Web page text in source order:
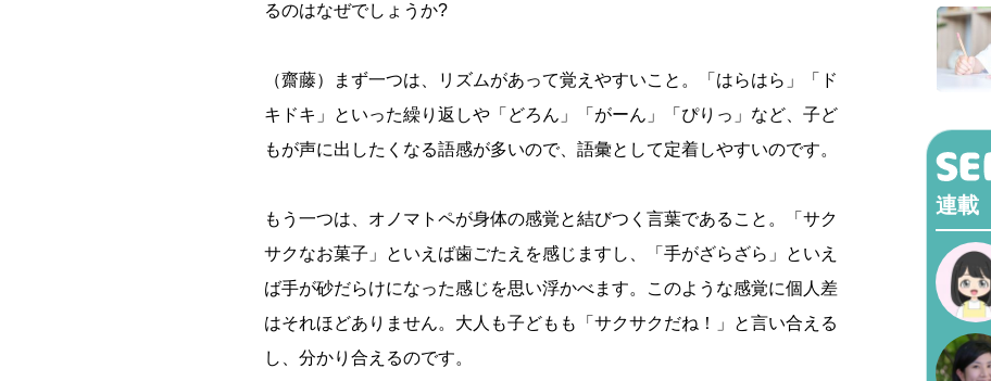
るのはなぜでしょうか?
（齋藤）まず一つは、リズムがあって覚えやすいこと。「はらはら」「ド
キドキ」といった繰り返しや「どろん」「がーん」「ぴりっ」など、子ど
もが声に出したくなる語感が多いので、語彙として定着しやすいのです。
もう一つは、オノマトペが身体の感覚と結びつく言葉であること。「サク
サクなお菓子」といえば歯ごたえを感じますし、「手がざらざら」といえ
ば手が砂だらけになった感じを思い浮かべます。このような感覚に個人差
はそれほどありません。大人も子どもも「サクサクだね！」と言い合える
し、分かり合えるのです。
連載